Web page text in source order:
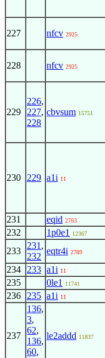
227 nfcv 2925
228 nfcv 2925
229
226,
227,
228
cbvsum 15751
230 229 a1i 11
231 eqid 2763
232 1p0e1 12367
233
231 ,
232
eqtr4i 2789
234 233 a1i 11
235 0le1 11741
236 235 a1i 11
237
136,
3,
62,
136,
60,
le2addd 11837